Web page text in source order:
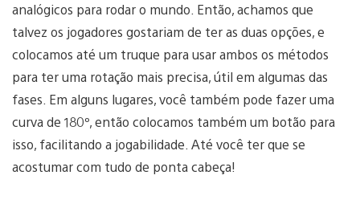
analógicos para rodar o mundo. Então, achamos que
talvez os jogadores gostariam de ter as duas opções, e
colocamos até um truque para usar ambos os métodos
para ter uma rotação mais precisa, útil em algumas das
fases. Em alguns lugares, você também pode fazer uma
curva de 180º, então colocamos também um botão para
isso, facilitando a jogabilidade. Até você ter que se
acostumar com tudo de ponta cabeça!